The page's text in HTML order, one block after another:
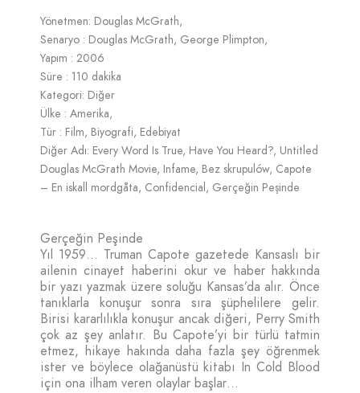
Yönetmen: Douglas McGrath,
Senaryo : Douglas McGrath, George Plimpton,
Yapım : 2006
Süre : 110 dakika
Kategori: Diğer
Ülke : Amerika,
Tür : Film, Biyografi, Edebiyat
Diğer Adı: Every Word Is True, Have You Heard?, Untitled
Douglas McGrath Movie, Infame, Bez skrupulów, Capote
– En iskall mordgåta, Confidencial, Gerçeğin Peşinde
Gerçeğin Peşinde
Yıl 1959… Truman Capote gazetede Kansaslı bir
ailenin cinayet haberini okur ve haber hakkında
bir yazı yazmak üzere soluğu Kansas’da alır. Önce
tanıklarla konuşur sonra sıra şüphelilere gelir.
Birisi kararlılıkla konuşur ancak diğeri, Perry Smith
çok az şey anlatır. Bu Capote’yi bir türlü tatmin
etmez, hikaye hakında daha fazla şey öğrenmek
ister ve böylece olağanüstü kitabı In Cold Blood
için ona ilham veren olaylar başlar…